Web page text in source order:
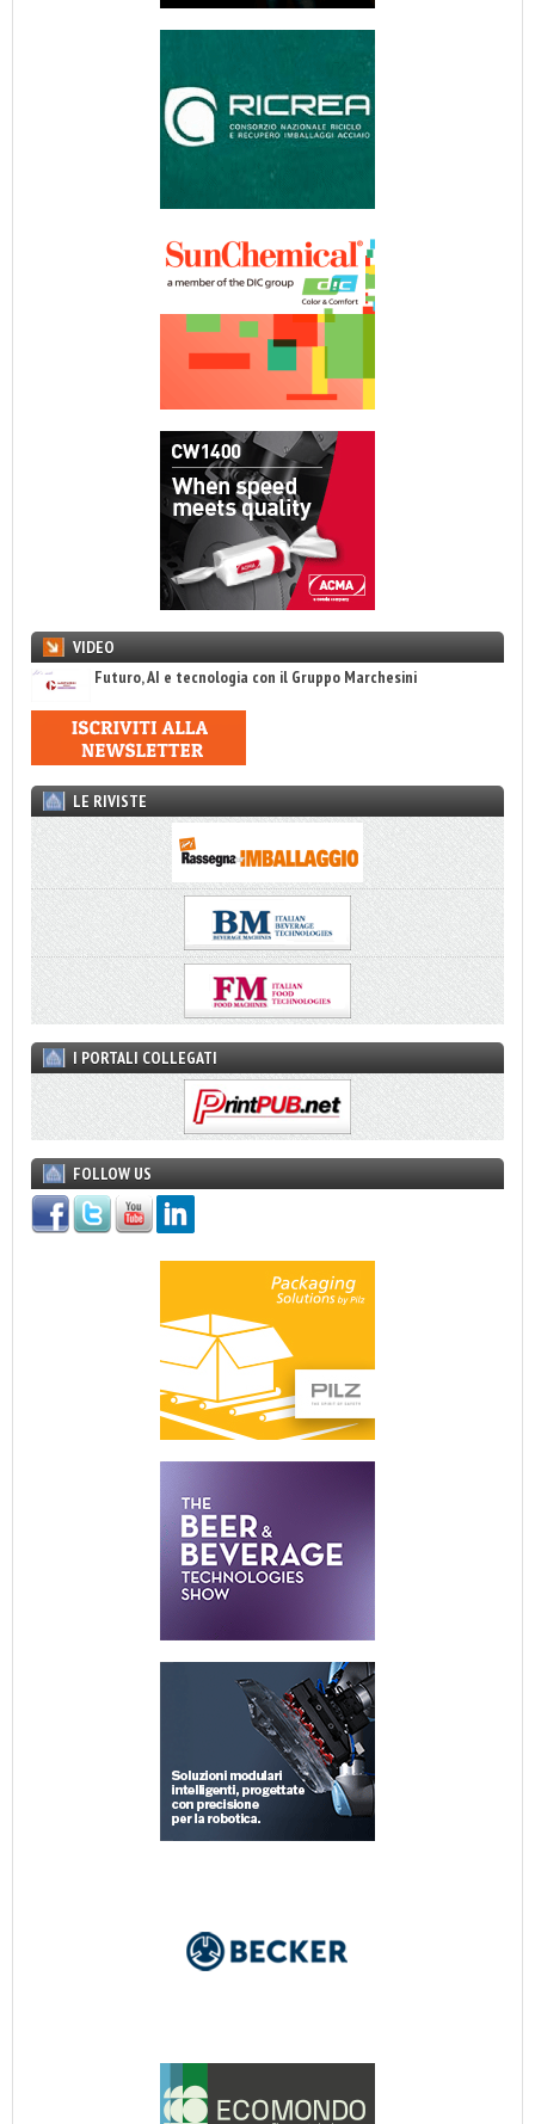
VIDEO
Futuro, AI e tecnologia con il Gruppo Marchesini
LE RIVISTE
I PORTALI COLLEGATI
FOLLOW US